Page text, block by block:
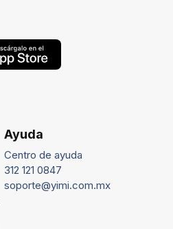
Ayuda
Centro de ayuda
312 121 0847
soporte@yimi.com.mx